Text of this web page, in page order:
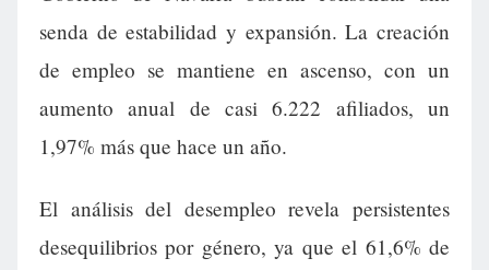
senda de estabilidad y expansión. La creación
de empleo se mantiene en ascenso, con un
aumento anual de casi 6.222 afiliados, un
1,97% más que hace un año.
El análisis del desempleo revela persistentes
desequilibrios por género, ya que el 61,6% de